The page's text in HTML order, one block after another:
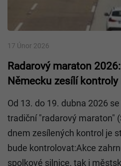
17 Únor 2026
Radarový maraton
Německu zesílí
Od 13. do 19. dubna 2026
tradiční "radarový maraton"
dnem zesílených kontrol je
bude kontrolovat:Akce
spolkové silnice, tak i